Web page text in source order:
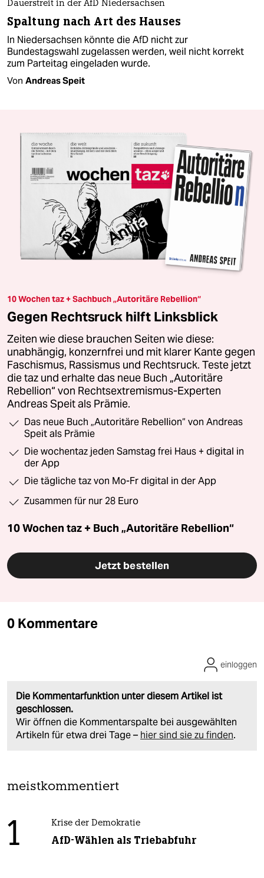
Dauerstreit in der AfD Niedersachsen
Spaltung nach Art des Hauses
In Niedersachsen könnte die AfD nicht zur
Bundestagswahl zugelassen werden, weil nicht korrekt
zum Parteitag eingeladen wurde.
Von Andreas Speit
10 Wochen taz + Sachbuch „Autoritäre Rebellion“
Gegen Rechtsruck hilft Linksblick
Zeiten wie diese brauchen Seiten wie diese:
unabhängig, konzernfrei und mit klarer Kante gegen
Faschismus, Rassismus und Rechtsruck. Teste jetzt
die taz und erhalte das neue Buch „Autoritäre
Rebellion“ von Rechtsextremismus-Experten
Andreas Speit als Prämie.
Das neue Buch „Autoritäre Rebellion“ von Andreas
Speit als Prämie
Die wochentaz jeden Samstag frei Haus + digital in
der App
Die tägliche taz von Mo-Fr digital in der App
Zusammen für nur 28 Euro
10 Wochen taz + Buch „Autoritäre Rebellion“
Jetzt bestellen
0 Kommentare
Die Kommentarfunktion unter diesem Artikel ist
geschlossen.
Wir öffnen die Kommentarspalte bei ausgewählten
Artikeln für etwa drei Tage – hier sind sie zu finden.
einloggen
meistkommentiert
1 Krise der Demokratie
AfD-Wählen als Triebabfuhr